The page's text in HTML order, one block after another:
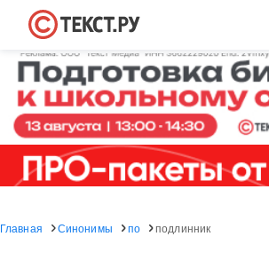
Главная Синонимы по подлинник